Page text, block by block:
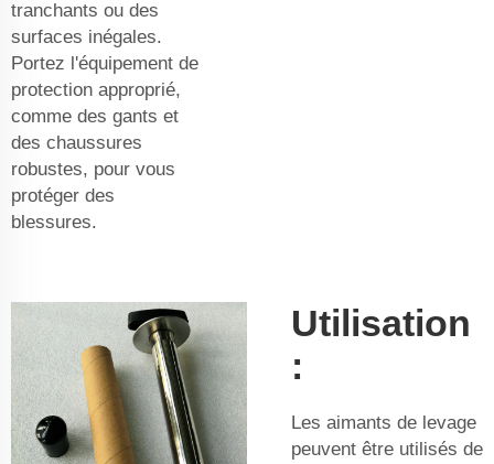
tranchants ou des
surfaces inégales.
Portez l'équipement de
protection approprié,
comme des gants et
des chaussures
robustes, pour vous
protéger des
blessures.
Utilisation
:
Les aimants de levage
peuvent être utilisés de